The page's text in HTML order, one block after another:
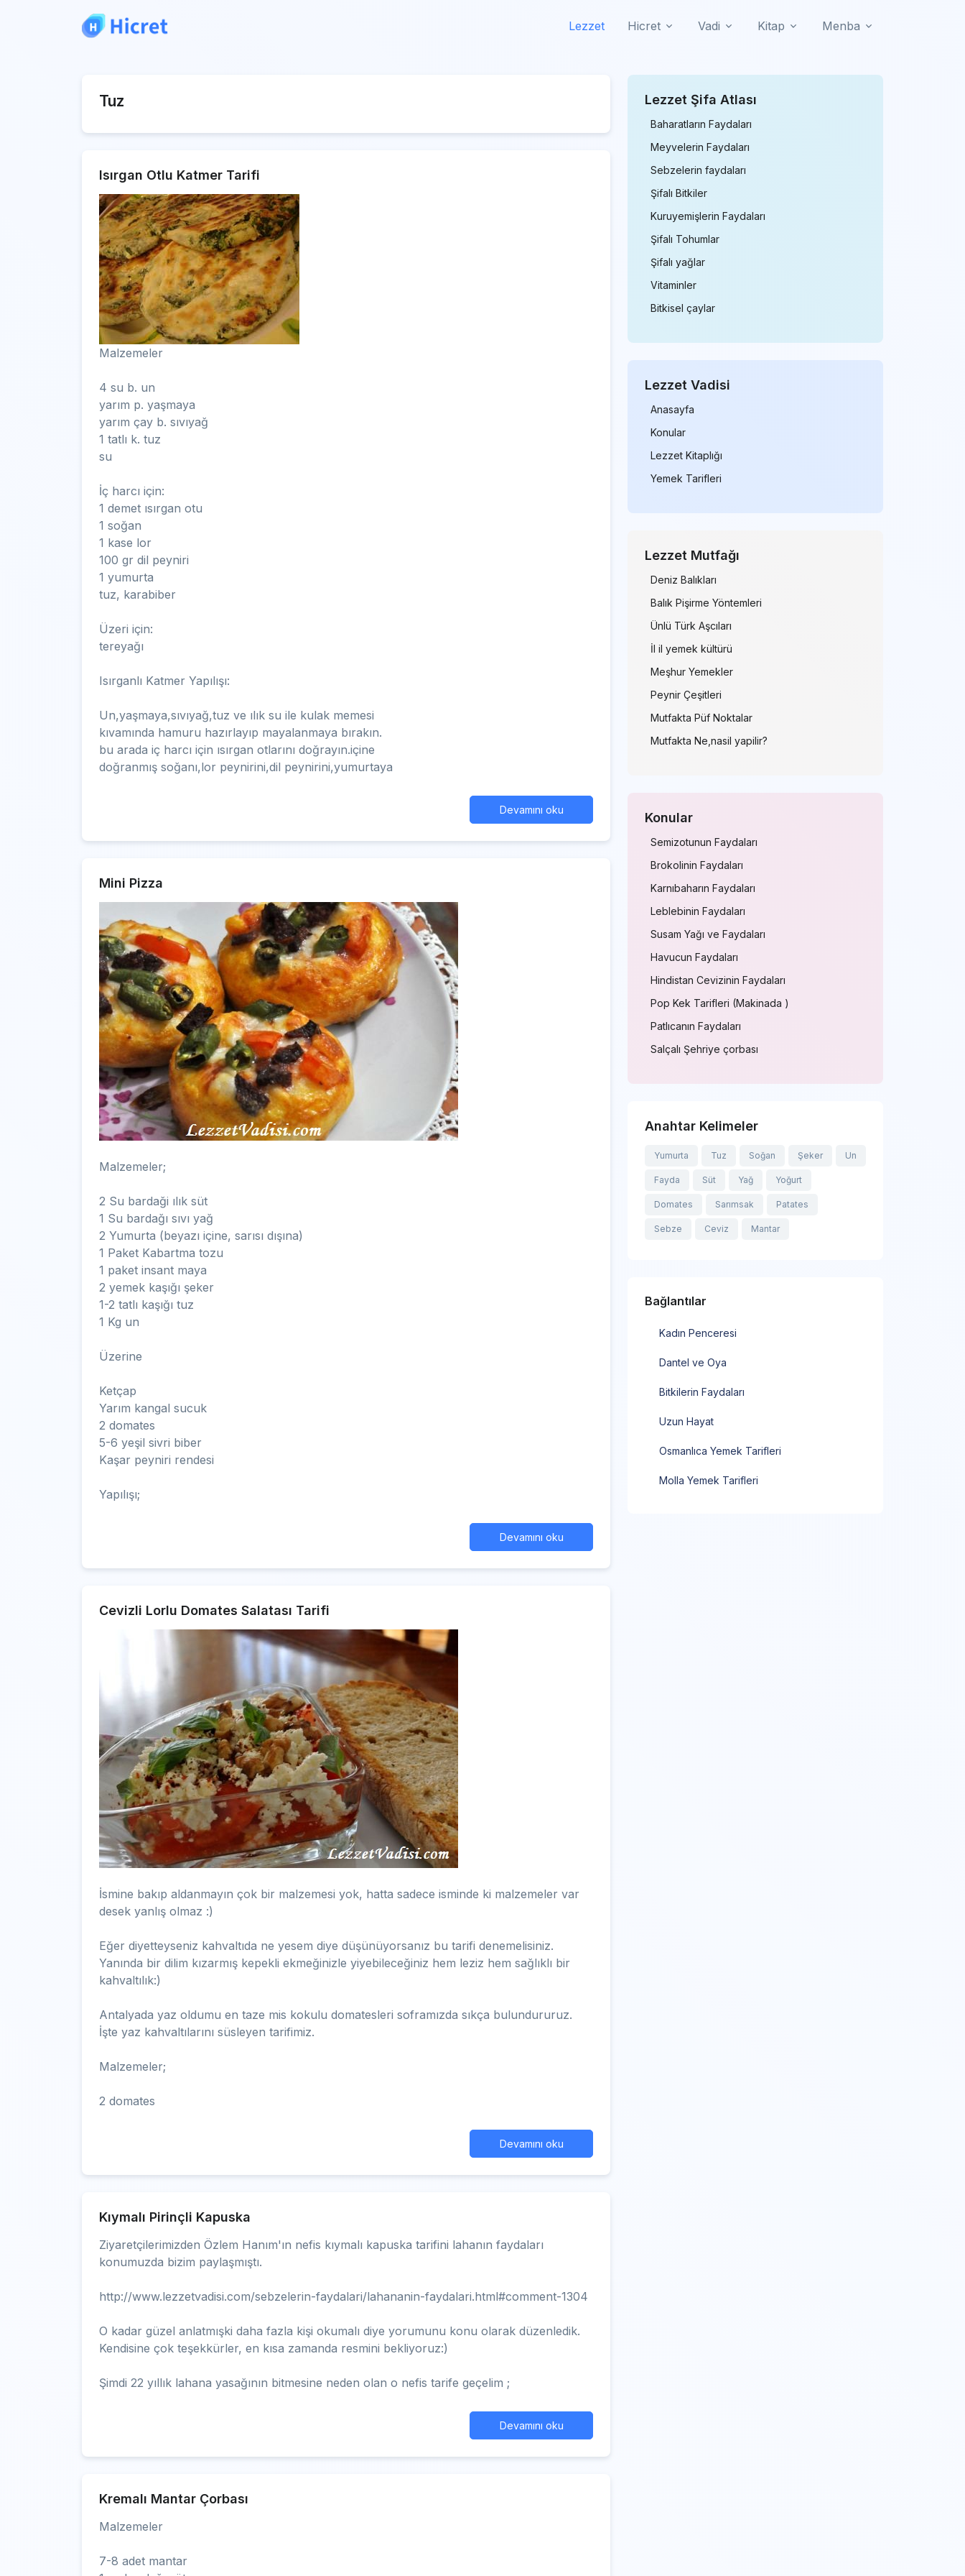
Lezzet Hicret Vadi Kitap Menba
Tuz
Isırgan Otlu Katmer Tarifi
Malzemeler
4 su b. un
yarım p. yaşmaya
yarım çay b. sıvıyağ
1 tatlı k. tuz
su
İç harcı için:
1 demet ısırgan otu
1 soğan
1 kase lor
100 gr dil peyniri
1 yumurta
tuz, karabiber
Üzeri için:
tereyağı
Isırganlı Katmer Yapılışı:
Un,yaşmaya,sıvıyağ,tuz ve ılık su ile kulak memesi
kıvamında hamuru hazırlayıp mayalanmaya bırakın.
bu arada iç harcı için ısırgan otlarını doğrayın.içine
doğranmış soğanı,lor peynirini,dil peynirini,yumurtaya
Devamını oku
Mini Pizza
Malzemeler;
2 Su bardaği ılık süt
1 Su bardağı sıvı yağ
2 Yumurta (beyazı içine, sarısı dışına)
1 Paket Kabartma tozu
1 paket insant maya
2 yemek kaşığı şeker
1-2 tatlı kaşığı tuz
1 Kg un
Üzerine
Ketçap
Yarım kangal sucuk
2 domates
5-6 yeşil sivri biber
Kaşar peyniri rendesi
Yapılışı;
Devamını oku
Cevizli Lorlu Domates Salatası Tarifi
İsmine bakıp aldanmayın çok bir malzemesi yok, hatta sadece isminde ki malzemeler var
desek yanlış olmaz :)
Eğer diyetteyseniz kahvaltıda ne yesem diye düşünüyorsanız bu tarifi denemelisiniz.
Yanında bir dilim kızarmış kepekli ekmeğinizle yiyebileceğiniz hem leziz hem sağlıklı bir
kahvaltılık:)
Antalyada yaz oldumu en taze mis kokulu domatesleri soframızda sıkça bulundururuz.
İşte yaz kahvaltılarını süsleyen tarifimiz.
Malzemeler;
2 domates
Devamını oku
Kıymalı Pirinçli Kapuska
Ziyaretçilerimizden Özlem Hanım'ın nefis kıymalı kapuska tarifini lahanın faydaları
konumuzda bizim paylaşmıştı.
http://www.lezzetvadisi.com/sebzelerin-faydalari/lahananin-faydalari.html#comment-1304
O kadar güzel anlatmışki daha fazla kişi okumalı diye yorumunu konu olarak düzenledik.
Kendisine çok teşekkürler, en kısa zamanda resmini bekliyoruz:)
Şimdi 22 yıllık lahana yasağının bitmesine neden olan o nefis tarife geçelim ;
Devamını oku
Kremalı Mantar Çorbası
Malzemeler
7-8 adet mantar
Lezzet Şifa Atlası
Baharatların Faydaları
Meyvelerin Faydaları
Sebzelerin faydaları
Şifalı Bitkiler
Kuruyemişlerin Faydaları
Şifalı Tohumlar
Şifalı yağlar
Vitaminler
Bitkisel çaylar
Lezzet Vadisi
Anasayfa
Konular
Lezzet Kitaplığı
Yemek Tarifleri
Lezzet Mutfağı
Deniz Balıkları
Balık Pişirme Yöntemleri
Ünlü Türk Aşcıları
İl il yemek kültürü
Meşhur Yemekler
Peynir Çeşitleri
Mutfakta Püf Noktalar
Mutfakta Ne,nasil yapilir?
Konular
Semizotunun Faydaları
Brokolinin Faydaları
Karnıbaharın Faydaları
Leblebinin Faydaları
Susam Yağı ve Faydaları
Havucun Faydaları
Hindistan Cevizinin Faydaları
Pop Kek Tarifleri (Makinada )
Patlıcanın Faydaları
Salçalı Şehriye çorbası
Anahtar Kelimeler
Yumurta Tuz Soğan Şeker Un
Fayda Süt Yağ Yoğurt
Domates Sarımsak Patates
Sebze Ceviz Mantar
Bağlantılar
Kadın Penceresi
Dantel ve Oya
Bitkilerin Faydaları
Uzun Hayat
Osmanlıca Yemek Tarifleri
Molla Yemek Tarifleri